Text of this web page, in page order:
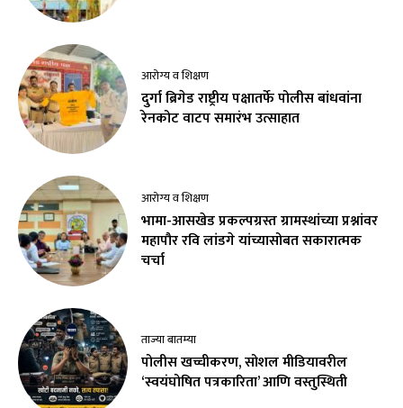
आरोग्य व शिक्षण
दुर्गा ब्रिगेड राष्ट्रीय पक्षातर्फे पोलीस बांधवांना
रेनकोट वाटप समारंभ उत्साहात
आरोग्य व शिक्षण
भामा-आसखेड प्रकल्पग्रस्त ग्रामस्थांच्या प्रश्नांवर
महापौर रवि लांडगे यांच्यासोबत सकारात्मक
चर्चा
ताज्या बातम्या
पोलीस खच्चीकरण, सोशल मीडियावरील
‘स्वयंघोषित पत्रकारिता’ आणि वस्तुस्थिती